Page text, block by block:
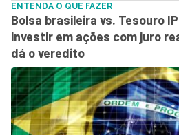
ENTENDA O QUE FAZER
Bolsa brasileira vs. Tesouro
investir em ações com juro
dá o veredito